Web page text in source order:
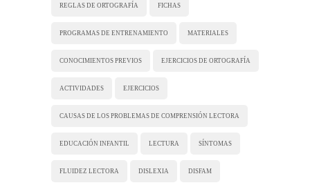
REGLAS DE ORTOGRAFÍA FICHAS
PROGRAMAS DE ENTRENAMIENTO MATERIALES
CONOCIMIENTOS PREVIOS EJERCICIOS DE ORTOGRAFÍA
ACTIVIDADES EJERCICIOS
CAUSAS DE LOS PROBLEMAS DE COMPRENSIÓN LECTORA
EDUCACIÓN INFANTIL LECTURA SÍNTOMAS
FLUIDEZ LECTORA DISLEXIA DISFAM